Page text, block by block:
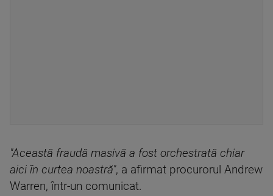
"Această fraudă masivă a fost orchestrată chiar
aici în curtea noastră", a afirmat procurorul Andrew
Warren, într-un comunicat.